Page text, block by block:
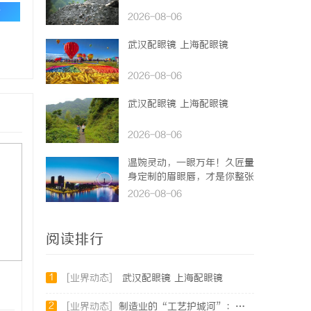
2026-08-06
武汉配眼镜 上海配眼镜
2026-08-06
武汉配眼镜 上海配眼镜
2026-08-06
温婉灵动，一眼万年！久匠量
身定制的眉眼唇，才是你整张
脸的点睛之笔！淡颜系女生的
2026-08-06
阅读排行
1 [业界动态] 武汉配眼镜 上海配眼镜
2 [业界动态] 制造业的“工艺护城河”：商业秘密律师如何守住车间里的“Know-how”